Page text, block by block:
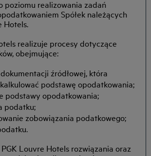
poziomu realizowania zadań
Spółek należących
Hotels.
realizuje procesy dotyczące
obejmujące:
źródłowej, która
podstawę opodatkowania;
podstawy opodatkowania;
podatku;
zobowiązania podatkowego;
Louvre Hotels rozwiązania oraz